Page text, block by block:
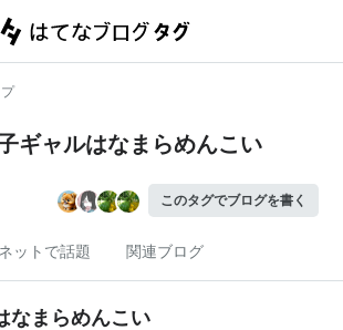
ギャルはなまらめんこい
このタグでブログを書く
ネットで話題 関連ブログ
なまらめんこい